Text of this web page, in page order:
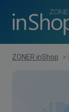
ZONER inShop >